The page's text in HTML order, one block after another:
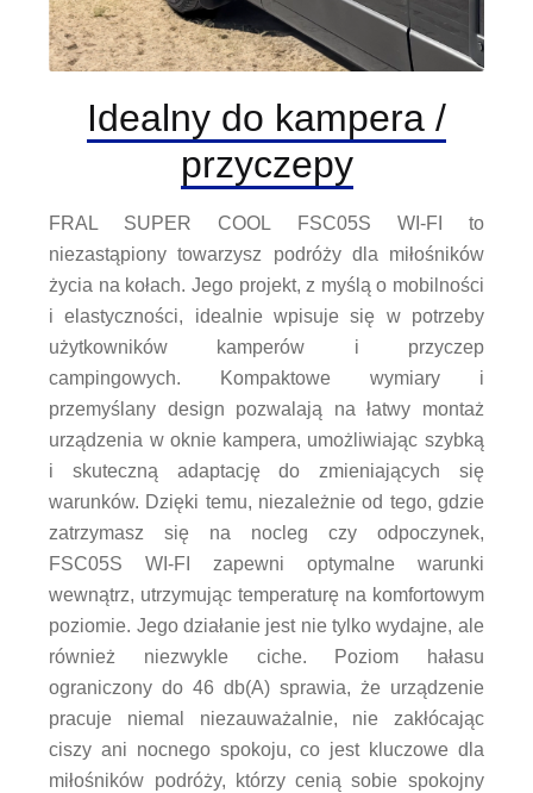
Idealny do kampera /
przyczepy
FRAL SUPER COOL FSC05S WI-FI to
niezastąpiony towarzysz podróży dla miłośników
życia na kołach. Jego projekt, z myślą o mobilności
i elastyczności, idealnie wpisuje się w potrzeby
użytkowników kamperów i przyczep
campingowych. Kompaktowe wymiary i
przemyślany design pozwalają na łatwy montaż
urządzenia w oknie kampera, umożliwiając szybką
i skuteczną adaptację do zmieniających się
warunków. Dzięki temu, niezależnie od tego, gdzie
zatrzymasz się na nocleg czy odpoczynek,
FSC05S WI-FI zapewni optymalne warunki
wewnątrz, utrzymując temperaturę na komfortowym
poziomie. Jego działanie jest nie tylko wydajne, ale
również niezwykle ciche. Poziom hałasu
ograniczony do 46 db(A) sprawia, że urządzenie
pracuje niemal niezauważalnie, nie zakłócając
ciszy ani nocnego spokoju, co jest kluczowe dla
miłośników podróży, którzy cenią sobie spokojny